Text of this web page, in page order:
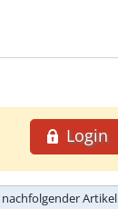
Login
nachfolgender Artikel